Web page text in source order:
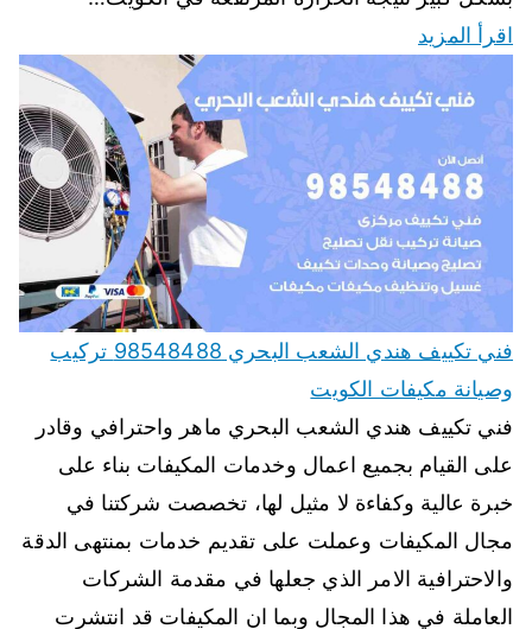
اقرأ المزيد
فني تكييف هندي الشعب البحري 98548488 تركيب
وصيانة مكيفات الكويت
فني تكييف هندي الشعب البحري ماهر واحترافي وقادر
على القيام بجميع اعمال وخدمات المكيفات بناء على
خبرة عالية وكفاءة لا مثيل لها، تخصصت شركتنا في
مجال المكيفات وعملت على تقديم خدمات بمنتهى الدقة
والاحترافية الامر الذي جعلها في مقدمة الشركات
العاملة في هذا المجال وبما ان المكيفات قد انتشرت